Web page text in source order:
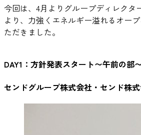
今回は、4月よりグループディレクタ
より、力強くエネルギー溢れるオー
ただきました。
DAY1：方針発表スタート〜午前の部
センドグループ株式会社・センド株式